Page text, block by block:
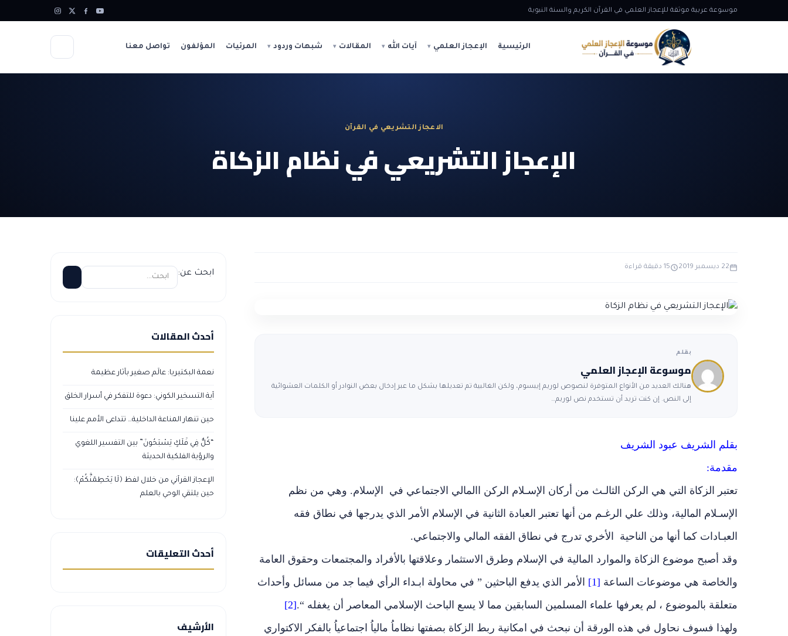
موسوعة عربية موثقة للإعجاز العلمي في القرآن الكريم والسنة النبوية
الرئيسية الإعجاز العلمي آيات الله المقالات شبهات وردود المرئيات المؤلفون تواصل معنا
الاعجاز التشريعي في القرآن
الإعجاز التشريعي في نظام الزكاة
22 ديسمبر 2019 15 دقيقة قراءة
بقلم
موسوعة الإعجاز العلمي
هنالك العديد من الأنواع المتوفرة لنصوص لوريم إيبسوم، ولكن الغالبية تم تعديلها بشكل ما عبر إدخال بعض النوادر أو الكلمات العشوائية
إلى النص. إن كنت تريد أن تستخدم نص لوريم…
بقلم الشريف عبود الشريف
مقدمة:
تعتبر الزكاة التي هي الركن الثالـث من أركان الإسـلام الركن االمالي الاجتماعي في الإسلام. وهي من نظم
الإسـلام المالية، وذلك علي الرغـم من أنها تعتبر العبادة الثانية في الإسلام الأمر الذي يدرجها في نطاق فقه
العبـادات كما أنها من الناحية الأخري تدرج في نطاق الفقه المالي والاجتماعي.
وقد أصبح موضوع الزكاة والموارد المالية في الإسلام وطرق الاستثمار وعلاقتها بالأفراد والمجتمعات وحقوق العامة
والخاصة هي موضوعات الساعة [1]
الأمر الذي يدفع الباحثين ” في محاولة ابـداء الرأي فيما جد من مسائل وأحداث
متعلقة بالموضوع ، لم يعرفها علماء المسلمين السابقين مما لا يسع الباحث الإسلامي المعاصر أن يغفله “.[2]
ولهذا فسوف نحاول في هذه الورقة أن نبحث في امكانية ربط الزكاة بصفتها نظاماُ مالياُ اجتماعياُ بالفكر الاكتواري
ابحث عن:
أحدث المقالات
نعمة البكتيريا: عالَم صغير بآثار عظيمة
آية التسخير الكوني: دعوة للتفكر في أسرار الخلق
حين تنهار المناعة الداخلية… تتداعى الأمم علينا
“كُلٌّ فِي فَلَكٍ يَسْبَحُونَ” بين التفسير اللغوي
والرؤية الفلكية الحديثة
الإعجاز القرآني من خلال لفظ ﴿لَا يَحْطِمَنَّكُمْ﴾:
حين يلتقي الوحي بالعلم
أحدث التعليقات
الأرشيف